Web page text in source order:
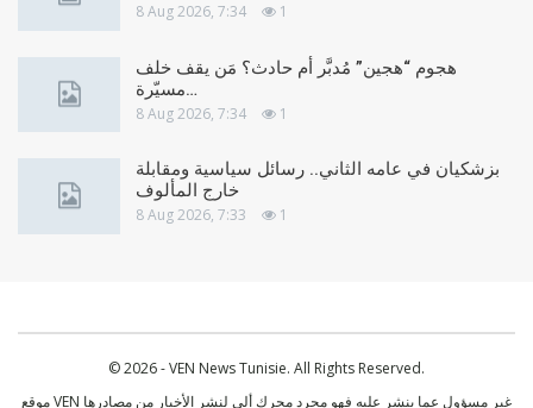
8 Aug 2026, 7:34 1
هجوم “هجين” مُدبَّر أم حادث؟ مَن يقف خلف
مسيّرة…
8 Aug 2026, 7:34 1
بزشكيان في عامه الثاني.. رسائل سياسية ومقابلة
خارج المألوف
8 Aug 2026, 7:33 1
© 2026 - VEN News Tunisie. All Rights Reserved.
موقع VEN غير مسؤول عما ينشر عليه فهو مجرد محرك ألي لنشر الأخبار من مصادرها